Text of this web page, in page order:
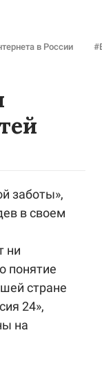
в России
заботы»,
в своем
ни
понятие
стране
24»,
на